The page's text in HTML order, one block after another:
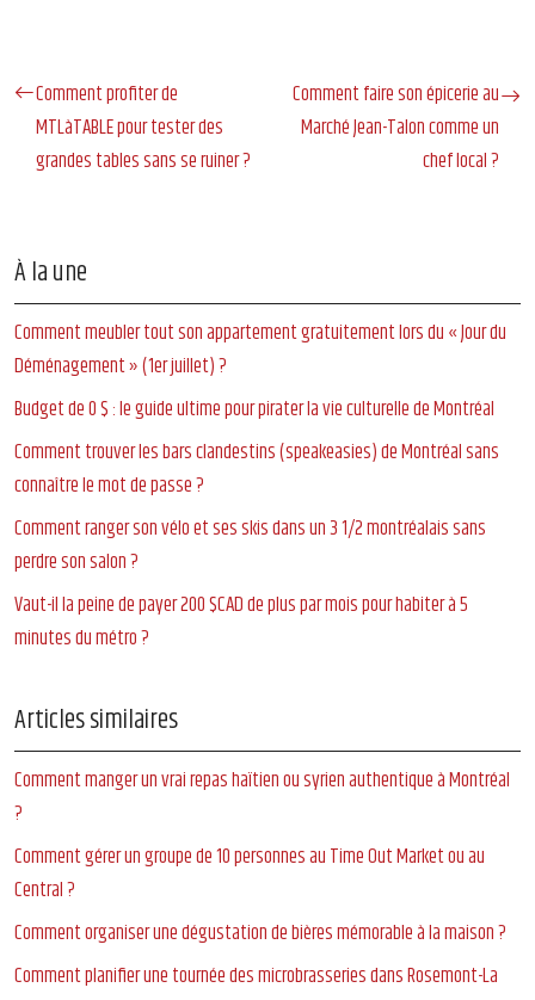
Comment profiter de
MTLàTABLE pour tester des
grandes tables sans se ruiner ?
Comment faire son épicerie au
Marché Jean-Talon comme un
chef local ?
À la une
Comment meubler tout son appartement gratuitement lors du « Jour du
Déménagement » (1er juillet) ?
Budget de 0 $ : le guide ultime pour pirater la vie culturelle de Montréal
Comment trouver les bars clandestins (speakeasies) de Montréal sans
connaître le mot de passe ?
Comment ranger son vélo et ses skis dans un 3 1/2 montréalais sans
perdre son salon ?
Vaut-il la peine de payer 200 $CAD de plus par mois pour habiter à 5
minutes du métro ?
Articles similaires
Comment manger un vrai repas haïtien ou syrien authentique à Montréal
?
Comment gérer un groupe de 10 personnes au Time Out Market ou au
Central ?
Comment organiser une dégustation de bières mémorable à la maison ?
Comment planifier une tournée des microbrasseries dans Rosemont-La